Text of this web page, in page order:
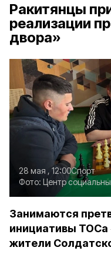
Ракитянцы
реализации
двора»
28 мая , 12:00Спорт
Фото: Центр
Занимаются
инициативы ТОСа
жители